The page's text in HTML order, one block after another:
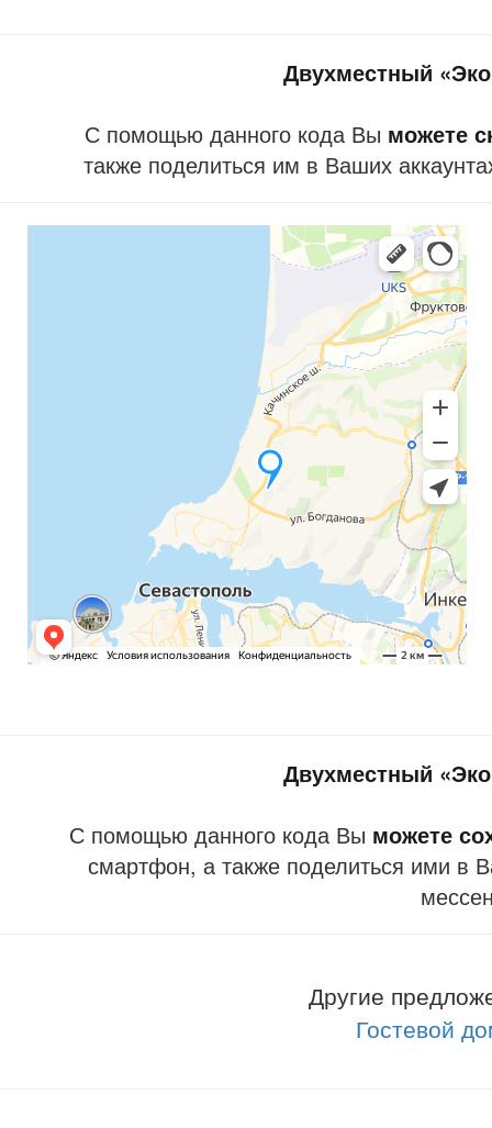
Двухместный
С помощью данного кода Вы можете
также поделиться им в Ваших
Двухместный
С помощью данного кода Вы можете
смартфон, а также поделиться ими в
Другие
Гостевой